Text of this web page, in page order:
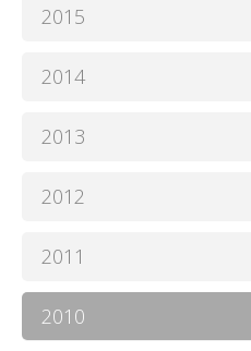
2015
2014
2013
2012
2011
2010